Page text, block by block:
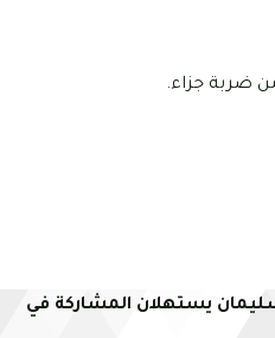
ضربة جزاء.
يستهلان المشاركة في